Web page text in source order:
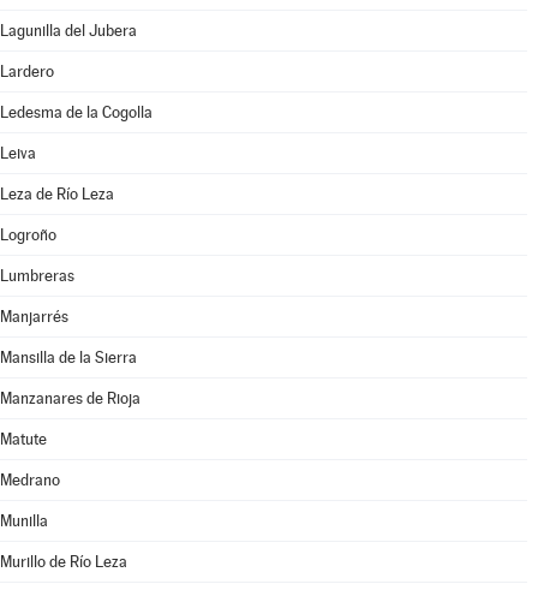
Lagunilla del Jubera
Lardero
Ledesma de la Cogolla
Leiva
Leza de Río Leza
Logroño
Lumbreras
Manjarrés
Mansilla de la Sierra
Manzanares de Rioja
Matute
Medrano
Munilla
Murillo de Río Leza